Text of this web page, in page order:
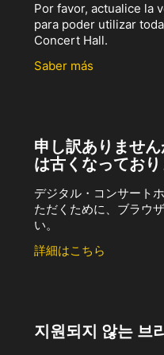
Por favor, actualice la
para poder utilizar
Concert Hall.
Saber más
申し訳ありませ
は古くなってお
デジタル・コンサート
ただくために、ブラウ
い。
詳細はこちら
지원되지 않는 브